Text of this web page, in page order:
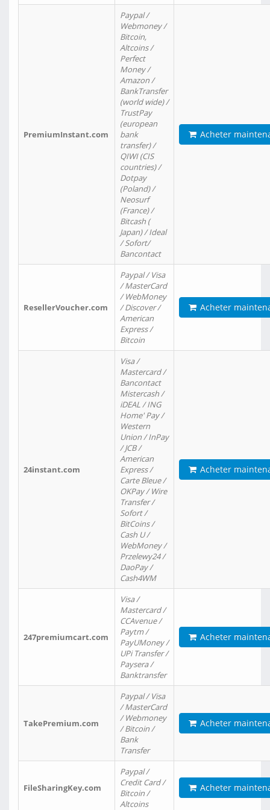
PremiumInstant.com
Paypal /
Webmoney /
Bitcoin,
Altcoins /
Perfect
Money /
Amazon /
BankTransfer
(world wide) /
TrustPay
(european
bank
transfer) /
QIWI (CIS
countries) /
Dotpay
(Poland) /
Neosurf
(France) /
Bitcash (
Japan) / Ideal
/ Sofort/
Bancontact
Acheter
ResellerVoucher.com
Paypal / Visa
/ MasterCard
/ WebMoney
/ Discover /
American
Express /
Bitcoin
Acheter
24instant.com
Visa /
Mastercard /
Bancontact
Mistercash /
iDEAL / ING
Home' Pay /
Western
Union / InPay
/ JCB /
American
Express /
Carte Bleue /
OKPay / Wire
Transfer /
Sofort /
BitCoins /
Cash U /
WebMoney /
Przelewy24 /
DaoPay /
Cash4WM
Acheter
247premiumcart.com
Visa /
Mastercard /
CCAvenue /
Paytm /
PayUMoney /
UPi Transfer /
Paysera /
Banktransfer
Acheter
TakePremium.com
Paypal / Visa
/ MasterCard
/ Webmoney
/ Bitcoin /
Bank
Transfer
Acheter
FileSharingKey.com
Paypal /
Credit Card /
Bitcoin /
Altcoins
Acheter